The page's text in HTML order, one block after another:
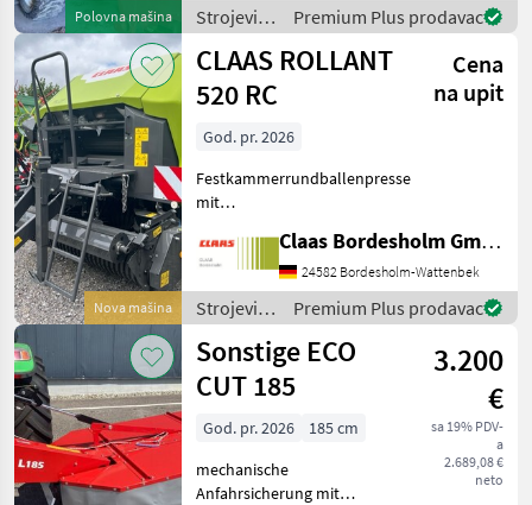
Polovna mašina
for more images Specif
Strojevi i
oprema
za travu i
baliranje /
Stoll
Premium Plus prodavac
Nova mašina
CLAAS ROLLANT
520 RC
Cena
na upit
God. pr. 2026
Festkammerrundballenpresse
mit
1, 25 m Presskammerbreite
1, 20 m / in
Serienausrüstung: Pickup:
Aufnahmebreite 2, 10 m / 4
Zinkenreihen, kurvenb
Claas Bordesholm GmbH
24582 Bordesholm-Wattenbek
Strojevi i
oprema
za travu i
baliranje /
Claas
Premium Plus prodavac
Sonstige ECO
CUT 185
3.200
€
sa 19% PDV-
a
2.689,08 €
neto
God. pr. 2026
185 cm
mechanische
Anfahrsicherung mit